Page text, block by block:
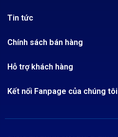
Quy chế hoạt động
Tra cứu đơn hàng
Tin tức
Công nghệ - Sản phẩm mới
Review sản phẩm
Chính sách bán hàng
Chính sách Hủy, Đổi, Trả hàng
Hướng dẫn đăng ký tài khoản
Hỗ trợ khách hàng
Kết nối Fanpage của chúng tôi